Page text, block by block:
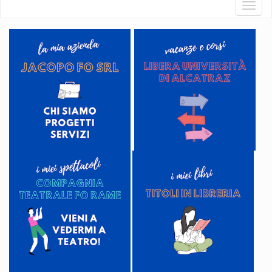
Toggle